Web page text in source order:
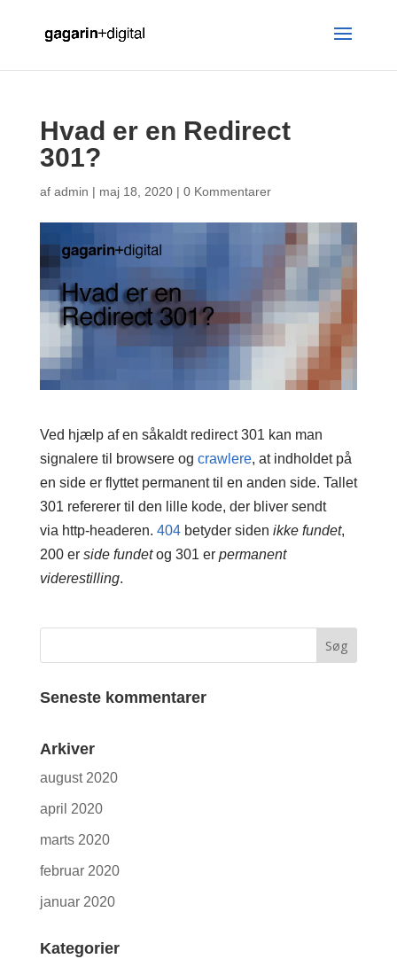
Hvad er en Redirect
301?
af admin | maj 18, 2020| 0 Kommentarer
Ved hjælp af en såkaldt redirect 301 kan man
signalere til browsere og crawlere, at indholdet på
en side er flyttet permanent til en anden side. Tallet
301 refererer til den lille kode, der bliver sendt
via http-headeren. 404betyder siden ikke fundet,
200 er side fundetog 301 er permanent
viderestilling.
Seneste kommentarer
Arkiver
august 2020
april 2020
marts 2020
februar 2020
januar 2020
Kategorier